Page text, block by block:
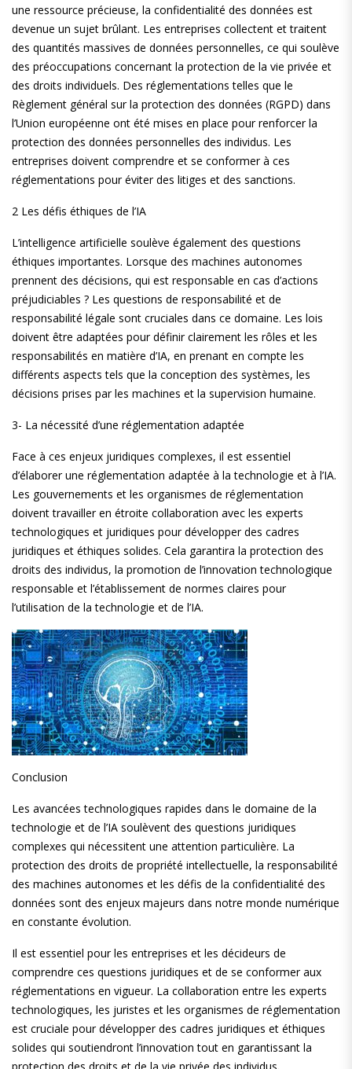
une ressource précieuse, la confidentialité des données est
devenue un sujet brûlant. Les entreprises collectent et traitent
des quantités massives de données personnelles, ce qui soulève
des préoccupations concernant la protection de la vie privée et
des droits individuels. Des réglementations telles que le
Règlement général sur la protection des données (RGPD) dans
l’Union européenne ont été mises en place pour renforcer la
protection des données personnelles des individus. Les
entreprises doivent comprendre et se conformer à ces
réglementations pour éviter des litiges et des sanctions.
2 Les défis éthiques de l’IA
L’intelligence artificielle soulève également des questions
éthiques importantes. Lorsque des machines autonomes
prennent des décisions, qui est responsable en cas d’actions
préjudiciables ? Les questions de responsabilité et de
responsabilité légale sont cruciales dans ce domaine. Les lois
doivent être adaptées pour définir clairement les rôles et les
responsabilités en matière d’IA, en prenant en compte les
différents aspects tels que la conception des systèmes, les
décisions prises par les machines et la supervision humaine.
3- La nécessité d’une réglementation adaptée
Face à ces enjeux juridiques complexes, il est essentiel
d’élaborer une réglementation adaptée à la technologie et à l’IA.
Les gouvernements et les organismes de réglementation
doivent travailler en étroite collaboration avec les experts
technologiques et juridiques pour développer des cadres
juridiques et éthiques solides. Cela garantira la protection des
droits des individus, la promotion de l’innovation technologique
responsable et l’établissement de normes claires pour
l’utilisation de la technologie et de l’IA.
Conclusion
Les avancées technologiques rapides dans le domaine de la
technologie et de l’IA soulèvent des questions juridiques
complexes qui nécessitent une attention particulière. La
protection des droits de propriété intellectuelle, la responsabilité
des machines autonomes et les défis de la confidentialité des
données sont des enjeux majeurs dans notre monde numérique
en constante évolution.
Il est essentiel pour les entreprises et les décideurs de
comprendre ces questions juridiques et de se conformer aux
réglementations en vigueur. La collaboration entre les experts
technologiques, les juristes et les organismes de réglementation
est cruciale pour développer des cadres juridiques et éthiques
solides qui soutiendront l’innovation tout en garantissant la